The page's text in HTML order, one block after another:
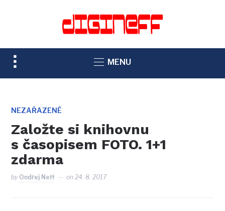
TOGGLE
SIDEBAR
NAVIGATION
MENU
NEZAŘAZENÉ
Založte si knihovnu
s časopisem FOTO. 1+1
zdarma
by Ondřej Neff on24. 8. 2017